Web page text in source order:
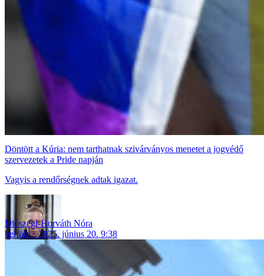
Döntött a Kúria: nem tarthatnak szivárványos menetet a jogvédő
szervezetek a Pride napján
Vagyis a rendőrségnek adtak igazat.
Diószegi-Horváth Nóra
belföld
2025. június 20. 9:38